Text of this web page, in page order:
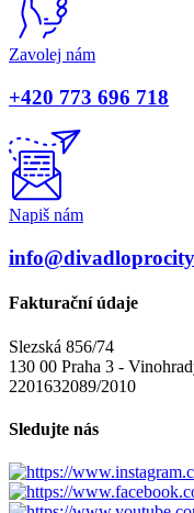
Zavolej nám
+420 773 696 718
Napiš nám
Fakturační údaje
Slezská 856/74
130 00 Praha 3 -
2201632089/2010
Sledujte nás